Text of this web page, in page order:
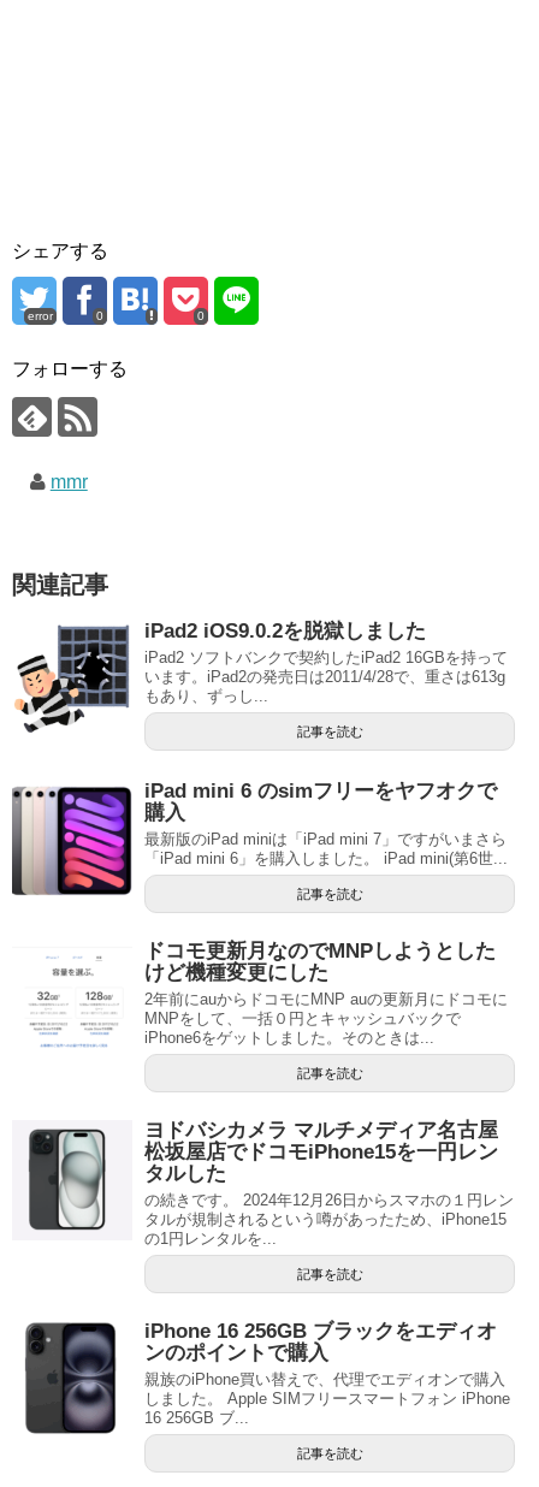
シェアする
error 0 0
フォローする
mmr
関連記事
iPad2 iOS9.0.2を脱獄しました
iPad2 ソフトバンクで契約したiPad2 16GBを持って
います。iPad2の発売日は2011/4/28で、重さは613g
もあり、ずっし...
記事を読む
iPad mini 6 のsimフリーをヤフオクで
購入
最新版のiPad miniは「iPad mini 7」ですがいまさら
「iPad mini 6」を購入しました。 iPad mini(第6世...
記事を読む
ドコモ更新月なのでMNPしようとした
けど機種変更にした
2年前にauからドコモにMNP auの更新月にドコモに
MNPをして、一括０円とキャッシュバックで
iPhone6をゲットしました。そのときは...
記事を読む
ヨドバシカメラ マルチメディア名古屋
松坂屋店でドコモiPhone15を一円レン
タルした
の続きです。 2024年12月26日からスマホの１円レン
タルが規制されるという噂があったため、iPhone15
の1円レンタルを...
記事を読む
iPhone 16 256GB ブラックをエディオ
ンのポイントで購入
親族のiPhone買い替えで、代理でエディオンで購入
しました。 Apple SIMフリースマートフォン iPhone
16 256GB ブ...
記事を読む